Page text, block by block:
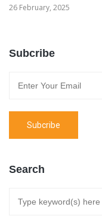
26 February, 2025
Subcribe
Search